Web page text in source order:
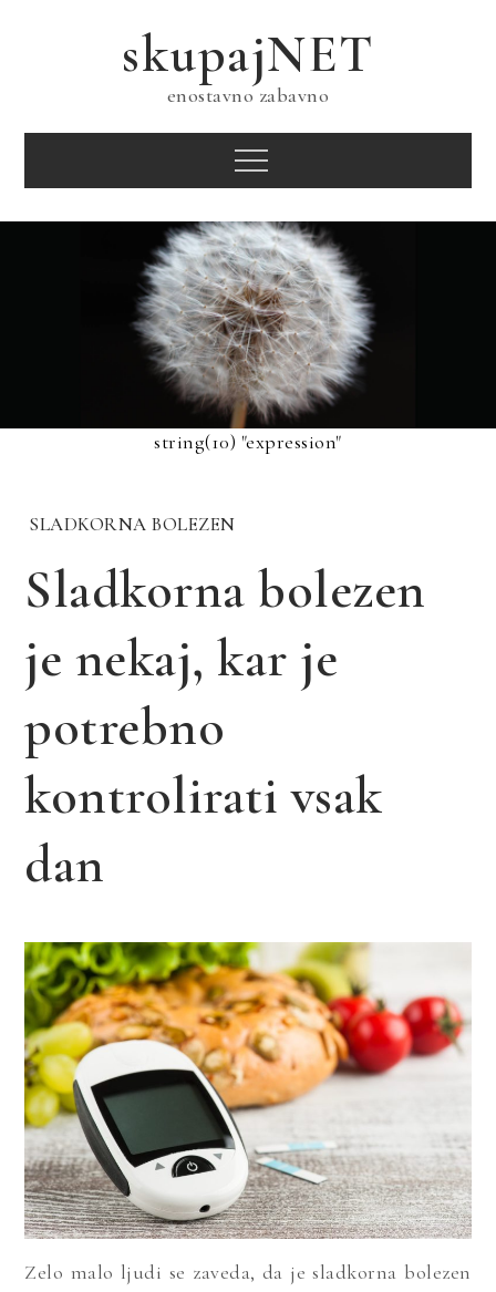
skupajNET
enostavno zabavno
Menu
string(10) "expression"
SLADKORNA BOLEZEN
Sladkorna bolezen
je nekaj, kar je
potrebno
kontrolirati vsak
dan
Zelo malo ljudi se zaveda, da je sladkorna bolezen